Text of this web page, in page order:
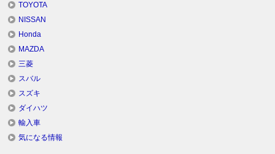
TOYOTA
NISSAN
Honda
MAZDA
三菱
スバル
スズキ
ダイハツ
輸入車
気になる情報